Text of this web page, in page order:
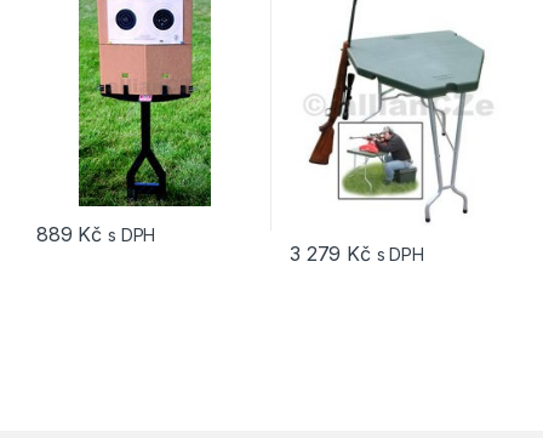
889 Kč s DPH
3 279 Kč s DPH